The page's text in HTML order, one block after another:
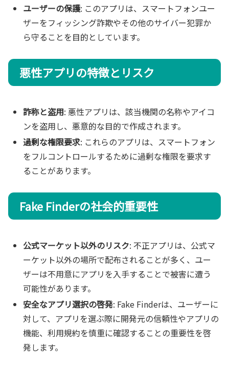
ユーザーの保護: このアプリは、スマートフォンユー
ザーをフィッシング詐欺やその他のサイバー犯罪か
ら守ることを目的としています。
悪性アプリの特徴とリスク
詐称と盗用: 悪性アプリは、該当機関の名称やアイコ
ンを盗用し、悪意的な目的で作成されます。
過剰な権限要求: これらのアプリは、スマートフォン
をフルコントロールするために過剰な権限を要求す
ることがあります。
Fake Finderの社会的重要性
公式マーケット以外のリスク: 不正アプリは、公式マ
ーケット以外の場所で配布されることが多く、ユー
ザーは不用意にアプリを入手することで被害に遭う
可能性があります。
安全なアプリ選択の啓発: Fake Finderは、ユーザーに
対して、アプリを選ぶ際に開発元の信頼性やアプリの
機能、利用規約を慎重に確認することの重要性を啓
発します。